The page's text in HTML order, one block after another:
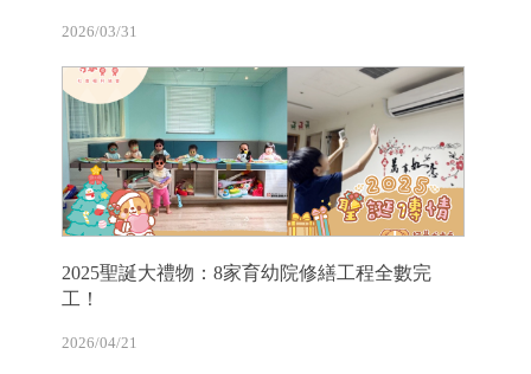
2026/03/31
2025聖誕大禮物：8家育幼院修繕工程全數完
工！
2026/04/21